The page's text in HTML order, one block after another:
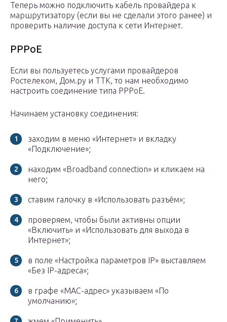
Теперь можно подключить кабель провайдера к
маршрутизатору (если вы не сделали этого ранее) и
проверить наличие доступа к сети Интернет.
PPPoE
Если вы пользуетесь услугами провайдеров
Ростелеком, Дом.ру и ТТК, то нам необходимо
настроить соединение типа PPPoE.
Начинаем установку соединения:
заходим в меню «Интернет» и вкладку
«Подключение»;
находим «Broadband connection» и кликаем на
него;
ставим галочку в «Использовать разъём»;
проверяем, чтобы были активны опции
«Включить» и «Использовать для выхода в
Интернет»;
в поле «Настройка параметров IP» выставляем
«Без IP-адреса»;
в графе «MAC-адрес» указываем «По
умолчанию»;